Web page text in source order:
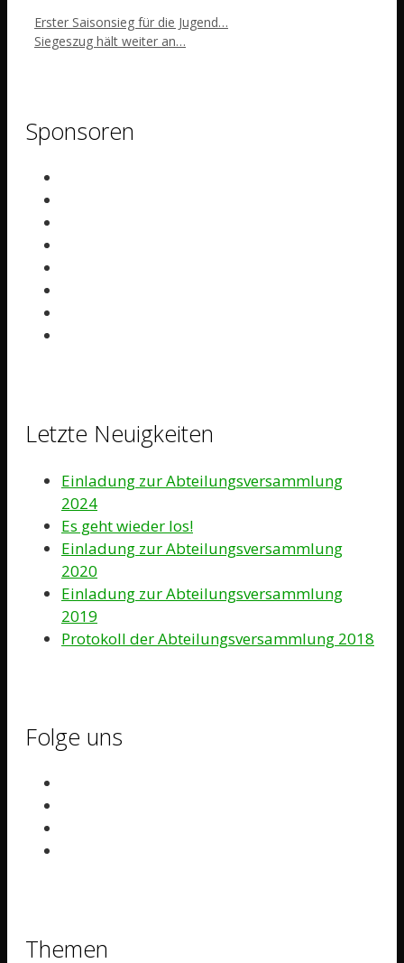
Erster Saisonsieg für die Jugend…
Siegeszug hält weiter an…
Sponsoren
Letzte Neuigkeiten
Einladung zur Abteilungsversammlung
2024
Es geht wieder los!
Einladung zur Abteilungsversammlung
2020
Einladung zur Abteilungsversammlung
2019
Protokoll der Abteilungsversammlung 2018
Folge uns
Themen